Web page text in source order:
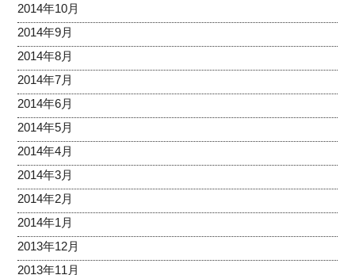
2014年10月
2014年9月
2014年8月
2014年7月
2014年6月
2014年5月
2014年4月
2014年3月
2014年2月
2014年1月
2013年12月
2013年11月